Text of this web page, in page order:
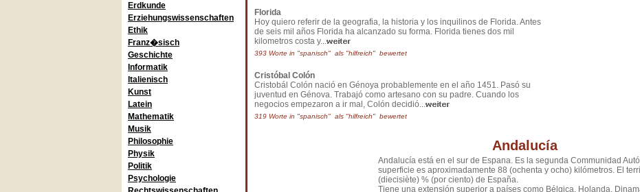
Erdkunde
Erziehungswissenschaften
Ethik
Franz�sisch
Geschichte
Informatik
Italienisch
Kunst
Latein
Mathematik
Musik
Philosophie
Physik
Politik
Psychologie
Florida
Hoy quiero referir de la geografia, la historia y los inquilinos de Florida. Antes
de seis mil años Florida ha alcanzado su forma. Florida tienes dos mil
kilometros costa y...
393 Worte in "spanisch" als "hilfreich" bewertet
Cristóbal Colón
Cristobál Colón nació en Génoya probablemente en el año 1451. Pasó su
juventud en Génova. Trabajó como artesano con su padre. Cuando los
negocios empezaron a ir mal, Colón decidió...
319 Worte in "spanisch" als "hilfreich" bewertet
Andalucía
Andalucía está en el sur de Espana. Es la segunda Communidad
superficie es aproximadamente 88 (ochenta y ocho) kilómetros. El
(diecisiète) % (por ciento) de España.
Tiene una extensión superior a países como Bélgica, Holanda,